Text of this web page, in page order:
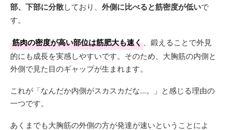
部、下部に分散しており、 外側に比べると筋密度が低いで
す。
筋肉の密度が高い部位は筋肥大も速く、鍛えることで外見
的にも成長を実感しやすいです。そのため、大胸筋の内側と
外側で見た目のギャップが生まれます。
これが「なんだか内側がスカスカだな...。」と感じる理由の
一つです。
あくまでも大胸筋の外側の方が発達が速いということによ